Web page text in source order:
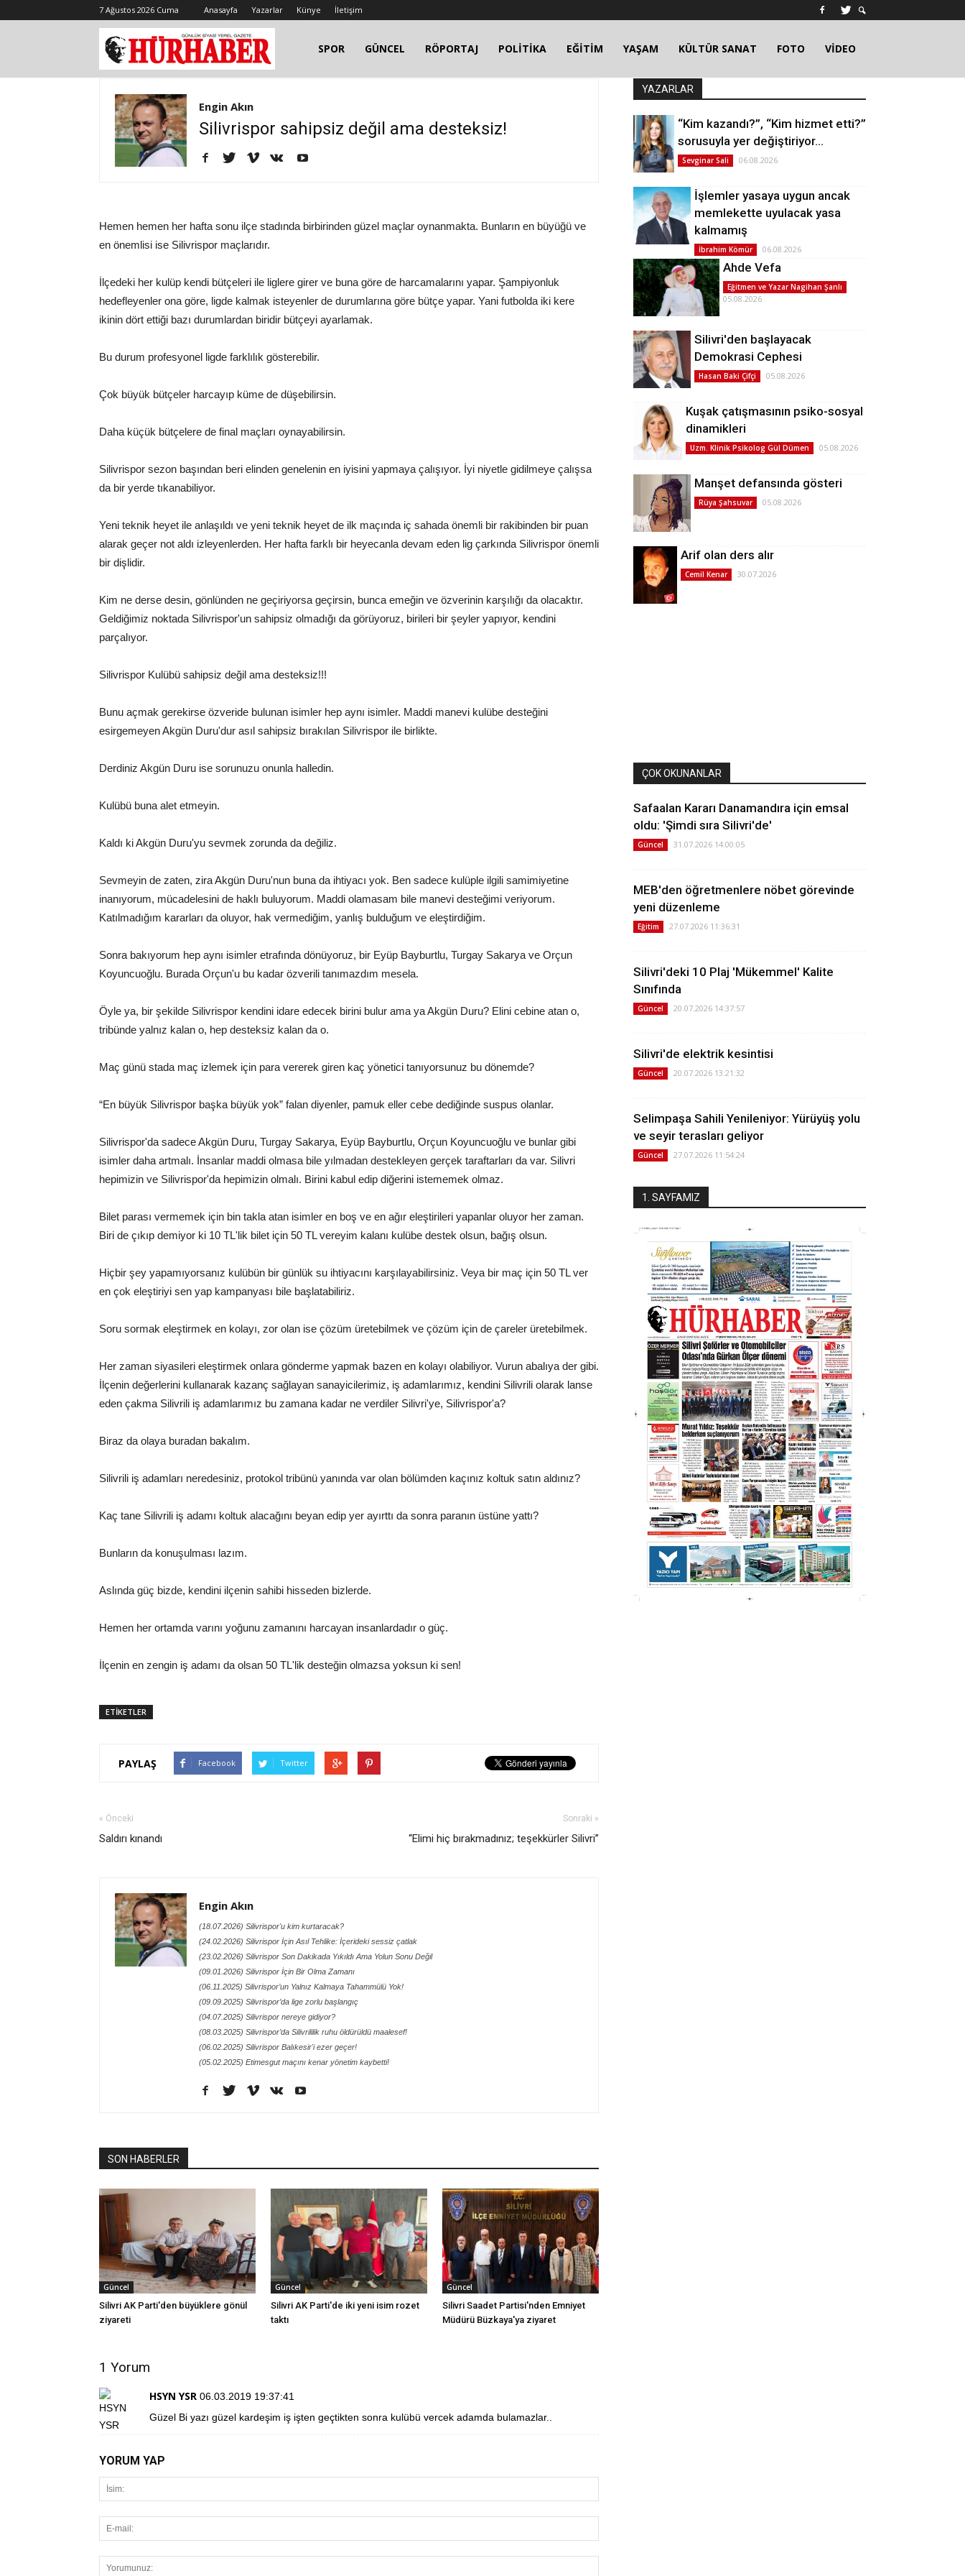
7 Ağustos 2026 Cuma Anasayfa Yazarlar Künye İletişim
SPOR GÜNCEL RÖPORTAJ POLİTİKA EĞİTİM YAŞAM KÜLTÜR SANAT FOTO VİDEO
Engin Akın
Silivrispor sahipsiz değil ama desteksiz!
Hemen hemen her hafta sonu ilçe stadında birbirinden güzel maçlar oynanmakta. Bunların en büyüğü ve
en önemlisi ise Silivrispor maçlarıdır.
İlçedeki her kulüp kendi bütçeleri ile liglere girer ve buna göre de harcamalarını yapar. Şampiyonluk
hedefleyenler ona göre, ligde kalmak isteyenler de durumlarına göre bütçe yapar. Yani futbolda iki kere
ikinin dört ettiği bazı durumlardan biridir bütçeyi ayarlamak.
Bu durum profesyonel ligde farklılık gösterebilir.
Çok büyük bütçeler harcayıp küme de düşebilirsin.
Daha küçük bütçelere de final maçları oynayabilirsin.
Silivrispor sezon başından beri elinden genelenin en iyisini yapmaya çalışıyor. İyi niyetle gidilmeye çalışsa
da bir yerde tıkanabiliyor.
Yeni teknik heyet ile anlaşıldı ve yeni teknik heyet de ilk maçında iç sahada önemli bir rakibinden bir puan
alarak geçer not aldı izleyenlerden. Her hafta farklı bir heyecanla devam eden lig çarkında Silivrispor önemli
bir dişlidir.
Kim ne derse desin, gönlünden ne geçiriyorsa geçirsin, bunca emeğin ve özverinin karşılığı da olacaktır.
Geldiğimiz noktada Silivrispor'un sahipsiz olmadığı da görüyoruz, birileri bir şeyler yapıyor, kendini
parçalıyor.
Silivrispor Kulübü sahipsiz değil ama desteksiz!!!
Bunu açmak gerekirse özveride bulunan isimler hep aynı isimler. Maddi manevi kulübe desteğini
esirgemeyen Akgün Duru'dur asıl sahipsiz bırakılan Silivrispor ile birlikte.
Derdiniz Akgün Duru ise sorunuzu onunla halledin.
Kulübü buna alet etmeyin.
Kaldı ki Akgün Duru'yu sevmek zorunda da değiliz.
Sevmeyin de zaten, zira Akgün Duru'nun buna da ihtiyacı yok. Ben sadece kulüple ilgili samimiyetine
inanıyorum, mücadelesini de haklı buluyorum. Maddi olamasam bile manevi desteğimi veriyorum.
Katılmadığım kararları da oluyor, hak vermediğim, yanlış bulduğum ve eleştirdiğim.
Sonra bakıyorum hep aynı isimler etrafında dönüyoruz, bir Eyüp Bayburtlu, Turgay Sakarya ve Orçun
Koyuncuoğlu. Burada Orçun'u bu kadar özverili tanımazdım mesela.
Öyle ya, bir şekilde Silivrispor kendini idare edecek birini bulur ama ya Akgün Duru? Elini cebine atan o,
tribünde yalnız kalan o, hep desteksiz kalan da o.
Maç günü stada maç izlemek için para vererek giren kaç yönetici tanıyorsunuz bu dönemde?
“En büyük Silivrispor başka büyük yok” falan diyenler, pamuk eller cebe dediğinde suspus olanlar.
Silivrispor'da sadece Akgün Duru, Turgay Sakarya, Eyüp Bayburtlu, Orçun Koyuncuoğlu ve bunlar gibi
isimler daha artmalı. İnsanlar maddi olmasa bile yılmadan destekleyen gerçek taraftarları da var. Silivri
hepimizin ve Silivrispor'da hepimizin olmalı. Birini kabul edip diğerini istememek olmaz.
Bilet parası vermemek için bin takla atan isimler en boş ve en ağır eleştirileri yapanlar oluyor her zaman.
Biri de çıkıp demiyor ki 10 TL'lik bilet için 50 TL vereyim kalanı kulübe destek olsun, bağış olsun.
Hiçbir şey yapamıyorsanız kulübün bir günlük su ihtiyacını karşılayabilirsiniz. Veya bir maç için 50 TL ver
en çok eleştiriyi sen yap kampanyası bile başlatabiliriz.
Soru sormak eleştirmek en kolayı, zor olan ise çözüm üretebilmek ve çözüm için de çareler üretebilmek.
Her zaman siyasileri eleştirmek onlara gönderme yapmak bazen en kolayı olabiliyor. Vurun abalıya der gibi.
İlçenin değerlerini kullanarak kazanç sağlayan sanayicilerimiz, iş adamlarımız, kendini Silivrili olarak lanse
eden çakma Silivrili iş adamlarımız bu zamana kadar ne verdiler Silivri'ye, Silivrispor'a?
Biraz da olaya buradan bakalım.
Silivrili iş adamları neredesiniz, protokol tribünü yanında var olan bölümden kaçınız koltuk satın aldınız?
Kaç tane Silivrili iş adamı koltuk alacağını beyan edip yer ayırttı da sonra paranın üstüne yattı?
Bunların da konuşulması lazım.
Aslında güç bizde, kendini ilçenin sahibi hisseden bizlerde.
Hemen her ortamda varını yoğunu zamanını harcayan insanlardadır o güç.
İlçenin en zengin iş adamı da olsan 50 TL'lik desteğin olmazsa yoksun ki sen!
ETİKETLER
PAYLAŞ Facebook Twitter
« Önceki
Saldırı kınandı
Sonraki »
“Elimi hiç bırakmadınız; teşekkürler Silivri”
Engin Akın
(18.07.2026) Silivrispor'u kim kurtaracak?
(24.02.2026) Silivrispor İçin Asıl Tehlike: İçerideki sessiz çatlak
(23.02.2026) Silivrispor Son Dakikada Yıkıldı Ama Yolun Sonu Değil
(09.01.2026) Silivrispor İçin Bir Olma Zamanı
(06.11.2025) Silivrispor’un Yalnız Kalmaya Tahammülü Yok!
(09.09.2025) Silivrispor’da lige zorlu başlangıç
(04.07.2025) Silivrispor nereye gidiyor?
(08.03.2025) Silivrispor’da Silivrililik ruhu öldürüldü maalesef!
(06.02.2025) Silivrispor Balıkesir'i ezer geçer!
(05.02.2025) Etimesgut maçını kenar yönetim kaybetti!
SON HABERLER
Güncel
Silivri AK Parti'den büyüklere gönül
ziyareti
Güncel
Silivri AK Parti'de iki yeni isim rozet
taktı
Güncel
Silivri Saadet Partisi'nden Emniyet
Müdürü Büzkaya'ya ziyaret
1 Yorum
HSYN YSR 06.03.2019 19:37:41
Güzel Bi yazı güzel kardeşim iş işten geçtikten sonra kulübü vercek adamda bulamazlar..
YORUM YAP
YAZARLAR
“Kim kazandı?”, “Kim hizmet etti?”
sorusuyla yer değiştiriyor…
Sevginar Sali 06.08.2026
İşlemler yasaya uygun ancak
memlekette uyulacak yasa
kalmamış
İbrahim Kömür 06.08.2026
Ahde Vefa
Eğitmen ve Yazar Nagihan Şanlı
05.08.2026
Silivri'den başlayacak
Demokrasi Cephesi
Hasan Baki Çifçi 05.08.2026
Kuşak çatışmasının psiko-sosyal
dinamikleri
Uzm. Klinik Psikolog Gül Dümen 05.08.2026
Manşet defansında gösteri
Rüya Şahsuvar 05.08.2026
Arif olan ders alır
Cemil Kenar 30.07.2026
ÇOK OKUNANLAR
Safaalan Kararı Danamandıra için emsal
oldu: 'Şimdi sıra Silivri'de'
Güncel 31.07.2026 14:00:05
MEB'den öğretmenlere nöbet görevinde
yeni düzenleme
Eğitim 27.07.2026 11:36:31
Silivri'deki 10 Plaj 'Mükemmel' Kalite
Sınıfında
Güncel 20.07.2026 14:37:57
Silivri'de elektrik kesintisi
Güncel 20.07.2026 13:21:32
Selimpaşa Sahili Yenileniyor: Yürüyüş yolu
ve seyir terasları geliyor
Güncel 27.07.2026 11:54:24
1. SAYFAMIZ